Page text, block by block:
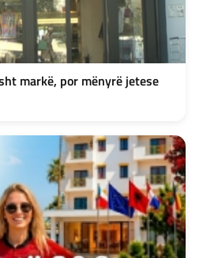
markë, por mënyrë jetese